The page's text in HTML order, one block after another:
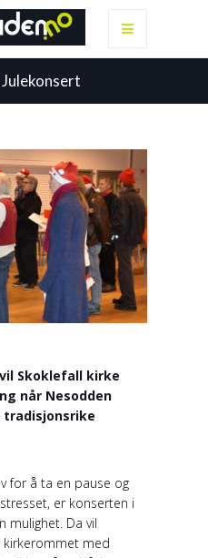
Skoklefall kirke
når Nesodden
tradisjonsrike
for å ta en pause og
er konserten i
mulighet. Da vil
kirkerommet med